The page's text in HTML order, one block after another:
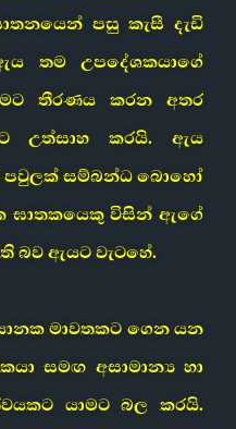
පසු කැසී දැඩි
තම උපදේශකයාගේ
තීරණය කරන අතර
උත්සාහ කරයි. ඇය
පවුලක් සම්බන්ධ බොහෝ
ඝාතකයෙකු විසින් ඇගේ
බව ඇයට වැටහේ.
මාවතකට ගෙන යන
සමඟ අසාමාන්‍ය හා
යාමට බල කරයි.